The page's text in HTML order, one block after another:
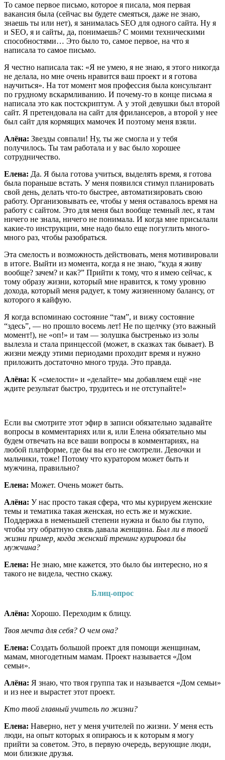
То самое первое письмо, которое я писала, моя первая
вакансия была (сейчас вы будете смеяться, даже не знаю,
знаешь ты или нет), я занималась SEO для одного сайта. Ну я
и SEO, я и сайты, да, понимаешь? С моими техническими
способностями… Это было то, самое первое, на что я
написала то самое письмо.
Я честно написала так: «Я не умею, я не знаю, я этого никогда
не делала, но мне очень нравится ваш проект и я готова
научиться». На тот момент моя профессия была консультант
по грудному вскармливанию. И почему-то в конце письма я
написала это как постскриптум. А у этой девушки был второй
сайт. Я претендовала на сайт для фрилансеров, а второй у нее
был сайт для кормящих мамочек И поэтому меня взяли.
Алёна: Звезды совпали! Ну, ты же смогла и у тебя
получилось. Ты там работала и у вас было хорошее
сотрудничество.
Елена: Да. Я была готова учиться, выделять время, я готова
была пораньше встать. У меня появился стимул планировать
свой день, делать что-то быстрее, автоматизировать свою
работу. Организовывать ее, чтобы у меня оставалось время на
работу с сайтом. Это для меня был вообще темный лес, я там
ничего не знала, ничего не понимала. И когда мне присылали
какие-то инструкции, мне надо было еще погуглить много-
много раз, чтобы разобраться.
Эта смелость и возможность действовать, меня мотивировали
в итоге. Выйти из момента, когда я не знаю, “куда я живу
вообще? зачем? и как?” Прийти к тому, что я имею сейчас, к
тому образу жизни, который мне нравится, к тому уровню
дохода, который меня радует, к тому жизненному балансу, от
которого я кайфую.
Я когда вспоминаю состояние “там”, и вижу состояние
“здесь”, — но прошло восемь лет! Не по щелчку (это важный
момент!), не «оп!» и там — золушка быстренько из золы
вылезла и стала принцессой (может, в сказках так бывает). В
жизни между этими периодами проходит время и нужно
приложить достаточно много труда. Это правда.
Алёна: К «смелости» и «делайте» мы добавляем ещё «не
ждите результат быстро, трудитесь и не отступайте!»
Если вы смотрите этот эфир в записи обязательно задавайте
вопросы в комментариях или я, или Елена обязательно мы
будем отвечать на все ваши вопросы в комментариях, на
любой платформе, где бы вы его не смотрели. Девочки и
мальчики, тоже! Потому что куратором может быть и
мужчина, правильно?
Елена: Может. Очень может быть.
Алёна: У нас просто такая сфера, что мы курируем женские
темы и тематика такая женская, но есть же и мужские.
Поддержка в неменьшей степени нужна и было бы глупо,
чтобы эту обратную связь давала женщина. Был ли в твоей
жизни пример, когда женский тренинг курировал бы
мужчина?
Елена: Не знаю, мне кажется, это было бы интересно, но я
такого не видела, честно скажу.
Блиц-опрос
Алёна: Хорошо. Переходим к блицу.
Твоя мечта для себя? О чем она?
Елена: Создать большой проект для помощи женщинам,
мамам, многодетным мамам. Проект называется «Дом
семьи».
Алёна: Я знаю, что твоя группа так и называется «Дом семьи»
и из нее и вырастет этот проект.
Кто твой главный учитель по жизни?
Елена: Наверно, нет у меня учителей по жизни. У меня есть
люди, на опыт которых я опираюсь и к которым я могу
прийти за советом. Это, в первую очередь, верующие люди,
мои близкие друзья.